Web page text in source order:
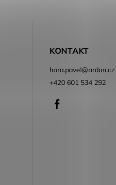
KONTAKT
hora.pavel@ardon.cz
+420 601 534 292